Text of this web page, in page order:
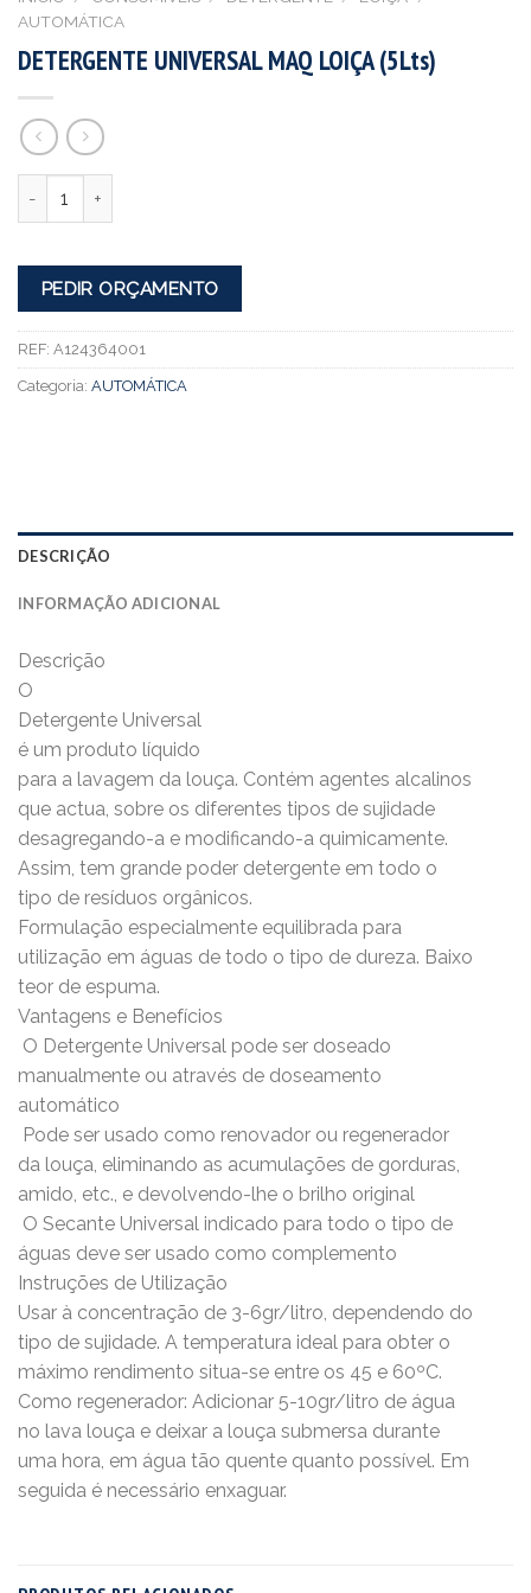
AUTOMÁTICA
DETERGENTE UNIVERSAL MAQ LOIÇA (5Lts)
PEDIR ORÇAMENTO
REF: A124364001
Categoria: AUTOMÁTICA
DESCRIÇÃO
INFORMAÇÃO ADICIONAL
Descrição
O
Detergente Universal
é um produto líquido
para a lavagem da louça. Contém agentes alcalinos
que actua, sobre os diferentes tipos de sujidade
desagregando-a e modificando-a quimicamente.
Assim, tem grande poder detergente em todo o
tipo de resíduos orgânicos.
Formulação especialmente equilibrada para
utilização em águas de todo o tipo de dureza. Baixo
teor de espuma.
Vantagens e Benefícios
 O Detergente Universal pode ser doseado
manualmente ou através de doseamento
automático
 Pode ser usado como renovador ou regenerador
da louça, eliminando as acumulações de gorduras,
amido, etc., e devolvendo-lhe o brilho original
 O Secante Universal indicado para todo o tipo de
águas deve ser usado como complemento
Instruções de Utilização
Usar à concentração de 3-6gr/litro, dependendo do
tipo de sujidade. A temperatura ideal para obter o
máximo rendimento situa-se entre os 45 e 60ºC.
Como regenerador: Adicionar 5-10gr/litro de água
no lava louça e deixar a louça submersa durante
uma hora, em água tão quente quanto possível. Em
seguida é necessário enxaguar.